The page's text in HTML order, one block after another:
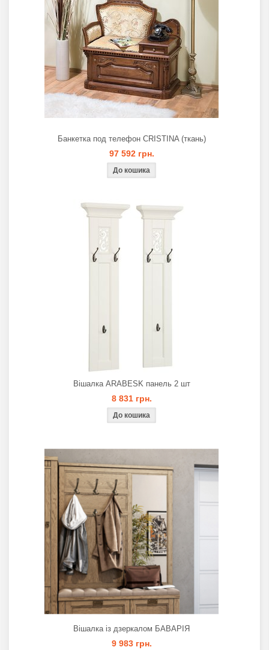
Банкетка под телефон CRISTINA (ткань)
97 592 грн.
Вішалка ARABESK панель 2 шт
8 831 грн.
Вішалка із дзеркалом БАВАРІЯ
9 983 грн.